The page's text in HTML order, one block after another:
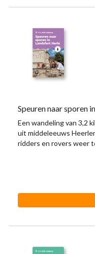
Speuren naar sporen
Een wandeling van 3,2
uit middeleeuws
ridders en rovers weer